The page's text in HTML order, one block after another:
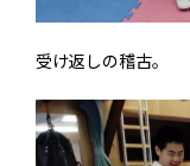
受け返しの稽古。